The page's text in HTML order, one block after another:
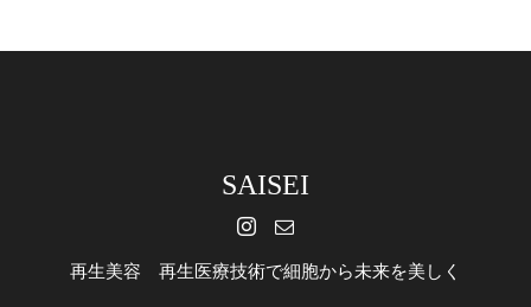
SAISEI
再生美容 再生医療技術で細胞から未来を美しく